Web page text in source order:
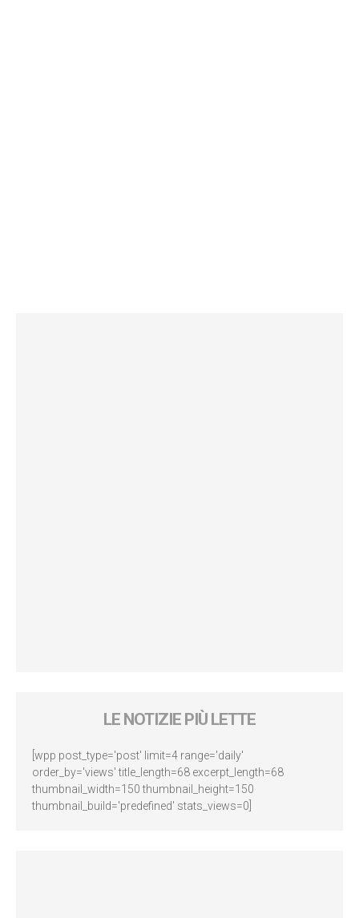
LE NOTIZIE PIÙ LETTE
[wpp post_type='post' limit=4 range='daily'
order_by='views' title_length=68 excerpt_length=68
thumbnail_width=150 thumbnail_height=150
thumbnail_build='predefined' stats_views=0]